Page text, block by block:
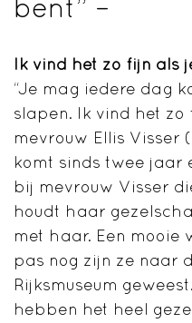
bent” –
Ik vind het zo fijn als
“Je mag iedere dag
slapen. Ik vind het zo
mevrouw Ellis Visser
komt sinds twee jaar
bij mevrouw Visser
houdt haar
met haar. Een mooie
pas nog zijn ze naar
Rijksmuseum
hebben het heel